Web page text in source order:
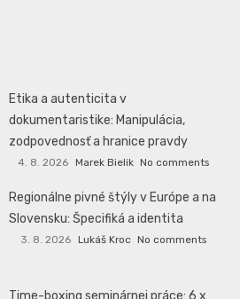
Etika a autenticita v
dokumentaristike: Manipulácia,
zodpovednosť a hranice pravdy
4. 8. 2026 Marek Bielik No comments
Regionálne pivné štýly v Európe a na
Slovensku: Špecifiká a identita
3. 8. 2026 Lukáš Kroc No comments